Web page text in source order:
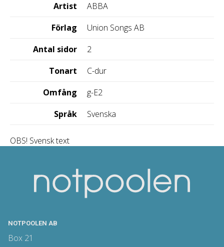
Artist
ABBA
Förlag
Union Songs AB
Antal sidor
2
Tonart
C-dur
Omfång
g-E2
Språk
Svenska
OBS! Svensk text
NOTPOOLEN AB
Box 21